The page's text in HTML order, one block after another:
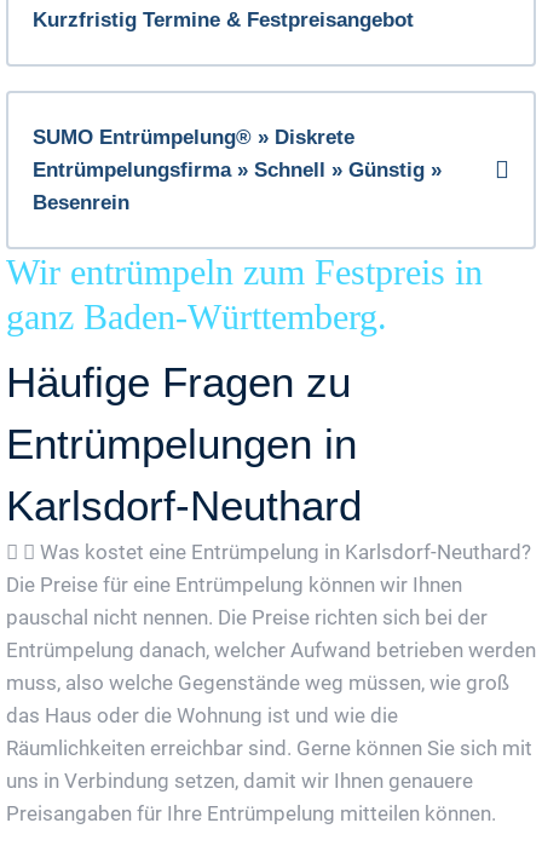
Kurzfristig Termine & Festpreisangebot
SUMO Entrümpelung® » Diskrete
Entrümpelungsfirma » Schnell » Günstig »
Besenrein
Wir entrümpeln zum Festpreis in
ganz Baden-Württemberg.
Häufige Fragen zu
Entrümpelungen in
Karlsdorf-Neuthard
Was kostet eine Entrümpelung in Karlsdorf-Neuthard?
Die Preise für eine Entrümpelung können wir Ihnen
pauschal nicht nennen. Die Preise richten sich bei der
Entrümpelung danach, welcher Aufwand betrieben werden
muss, also welche Gegenstände weg müssen, wie groß
das Haus oder die Wohnung ist und wie die
Räumlichkeiten erreichbar sind. Gerne können Sie sich mit
uns in Verbindung setzen, damit wir Ihnen genauere
Preisangaben für Ihre Entrümpelung mitteilen können.